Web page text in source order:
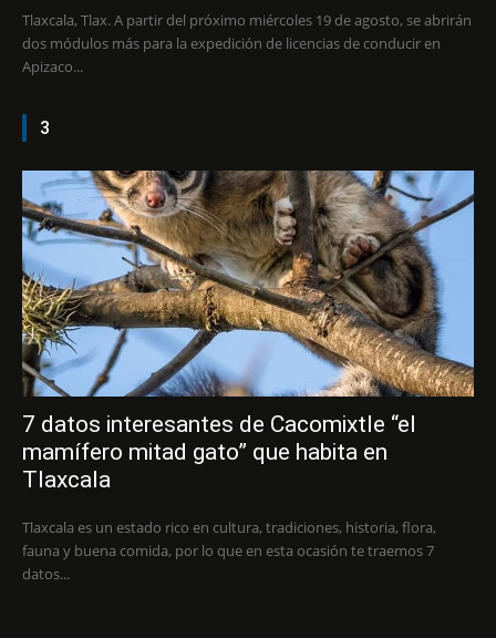
Tlaxcala, Tlax. A partir del próximo miércoles 19 de agosto, se abrirán
dos módulos más para la expedición de licencias de conducir en
Apizaco...
3
7 datos interesantes de Cacomixtle “el
mamífero mitad gato” que habita en
Tlaxcala
Tlaxcala es un estado rico en cultura, tradiciones, historia, flora,
fauna y buena comida, por lo que en esta ocasión te traemos 7
datos...